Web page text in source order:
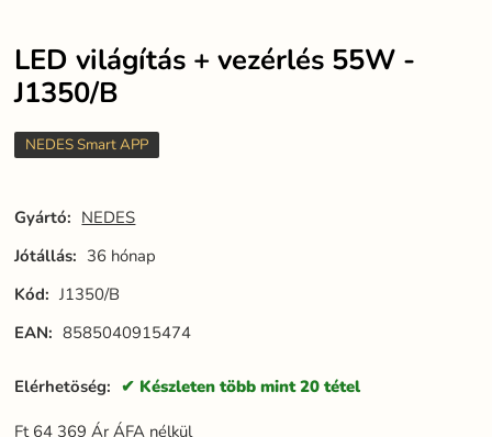
LED világítás + vezérlés 55W -
J1350/B
NEDES Smart APP
Gyártó: NEDES
Jótállás: 36 hónap
Kód: J1350/B
EAN: 8585040915474
Elérhetöség: Készleten több mint 20 tétel
Ft 64 369 Ár ÁFA nélkül